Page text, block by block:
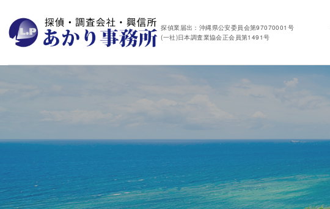
探偵業届出：沖縄県公安委員会第97070001号
(一社)日本調査業協会正会員第1491号